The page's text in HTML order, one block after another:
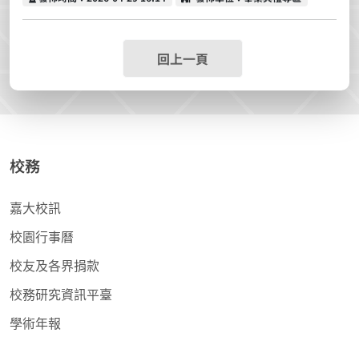
回上一頁
校務
嘉大校訊
校園行事曆
校友及各界捐款
校務研究資訊平臺
學術年報